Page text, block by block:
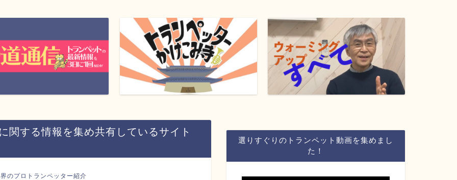
関する情報を集め共有しているサイト
のプロトランペッター紹介
選りすぐりのトランペット動画を集めまし
た！